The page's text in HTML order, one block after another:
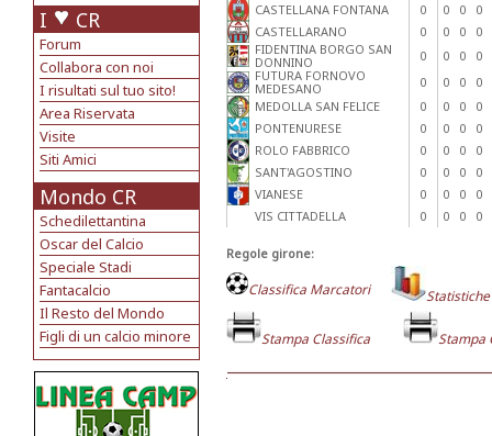
I CR
Forum
Collabora con noi
I risultati sul tuo sito!
Area Riservata
Visite
Siti Amici
Mondo CR
Schedilettantina
Oscar del Calcio
Speciale Stadi
Fantacalcio
Il Resto del Mondo
Figli di un calcio minore
CASTELLANA FONTANA
0 0 0
0
CASTELLARANO
0 0 0
0
FIDENTINA BORGO SAN
DONNINO
0 0 0
0
FUTURA FORNOVO
MEDESANO
0 0 0
0
MEDOLLA SAN FELICE
0 0 0
0
PONTENURESE
0 0 0
0
ROLO FABBRICO
0 0 0
0
SANT'AGOSTINO
0 0 0
0
VIANESE
0 0 0
0
VIS CITTADELLA
0 0 0 0
Regole girone:
Classifica Marcatori
Stampa Classifica Stampa